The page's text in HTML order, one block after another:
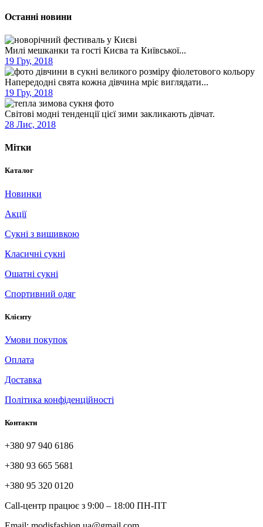
Останні новини
Милі мешканки та гості Києва та Київської...
19 Гру, 2018
Напередодні свята кожна дівчина мріє виглядати...
19 Гру, 2018
Світові модні тенденції цієї зими закликають дівчат.
28 Лис, 2018
Мітки
Каталог
Новинки
Акції
Сукні з вишивкою
Класичні сукні
Ошатні сукні
Спортивний одяг
Клієнту
Умови покупок
Оплата
Доставка
Політика конфіденційності
Контакти
+380 97 940 6186
+380 93 665 5681
+380 95 320 0120
Call-центр працює з 9:00 – 18:00 ПН-ПТ